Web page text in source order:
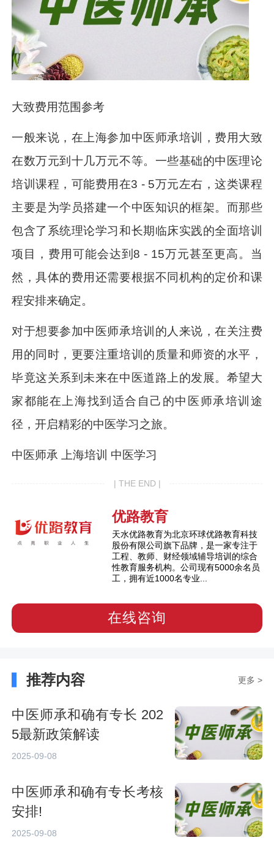
大致费用范围参考
一般来说，在上海参加中医师承培训，费用大致
在数万元到十几万元不等。一些基础的中医理论
培训课程，可能费用在3 - 5万元左右，这类课程
主要是为学员搭建一个中医知识的框架。而那些
包含了系统理论学习和长期临床实践的全面培训
项目，费用可能会达到8 - 15万元甚至更高。当
然，具体的费用还需要根据不同机构的定价和课
程安排来确定。
对于想要参加中医师承培训的人来说，在关注费
用的同时，更要注重培训的质量和师资的水平，
毕竟这关系到未来在中医道路上的发展。希望大
家都能在上海找到适合自己的中医师承培训途
径，开启精彩的中医学习之旅。
中医师承 上海培训 中医学习
| THE END |
优路教育
天水优路教育为北京环球优路教育科技
股份有限公司旗下品牌，是一家专注于
工程、教师、财经领域辅导培训的综合
性教育服务机构。公司现有5000余名员
工，拥有近1000名专业...
在线咨询
推荐内容 更多 >
中医师承和确有专长 202
5最新政策解读
2025-09-08
中医师承和确有专长考核
安排!
2025-09-08